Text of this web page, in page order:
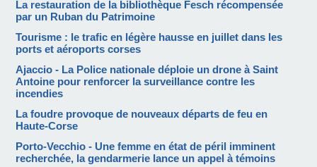
La restauration de la bibliothèque Fesch récompensée
par un Ruban du Patrimoine
Tourisme : le trafic en légère hausse en juillet dans les
ports et aéroports corses
Ajaccio - La Police nationale déploie un drone à Saint
Antoine pour renforcer la surveillance contre les
incendies
La foudre provoque de nouveaux départs de feu en
Haute-Corse
Porto-Vecchio - Une femme en état de péril imminent
recherchée, la gendarmerie lance un appel à témoins